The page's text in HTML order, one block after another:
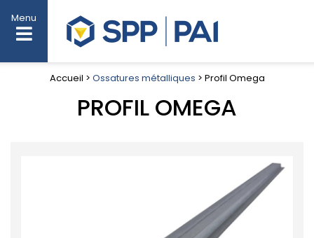
Menu
Accueil > Ossatures métalliques > Profil Omega
PROFIL OMEGA